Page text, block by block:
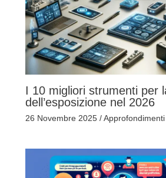
I 10 migliori strumenti per
dell’esposizione nel 2026
26 Novembre 2025 /Approfondimenti